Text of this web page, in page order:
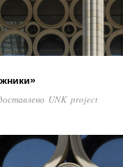
UNK project